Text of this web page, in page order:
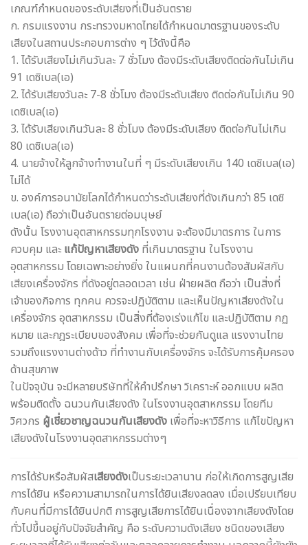
เกณฑ์กำหนดของระดับเสียงที่เป็นอันตราย
ก. กรมแรงงาน กระทรวงมหาดไทยได้กำหนดมาตรฐานของระดับ
เสียงในสถานประกอบการต่าง ๆ ไว้ดังนี้คือ
1. ได้รับเสียงไม่เกินวันละ 7 ชั่วโมง ต้องมีระดับเสียงติดต่อกันไม่เกิน
91 เดซิเบล(เอ)
2. ได้รับเสียงวันละ 7-8 ชั่วโมง ต้องมีระดับเสียง ติดต่อกันไม่เกิน 90
เดซิเบล(เอ)
3. ได้รับเสียงเกินวันละ 8 ชั่วโมง ต้องมีระดับเสียง ติดต่อกันไม่เกิน
80 เดซิเบล(เอ)
4. นายจ้างให้ลูกจ้างทำงานในที่ ๆ มีระดับเสียงเกิน 140 เดซิเบล(เอ)
ไม่ได้
ข. องค์การอนามัยโลกได้กำหนดว่าระดับเสียงที่ดังเกินกว่า 85 เดซิ
เบล(เอ) ถือว่าเป็นอันตรายต่อมนุษย์
ดังนั้น โรงงานอุตสาหกรรมทุกโรงงาน จะต้องมีมาตรการ ในการ
ควบคุม และ แก้ปัญหาเสียงดัง ที่เกินมาตรฐาน ในโรงงาน
อุตสาหกรรม โดยเฉพาะอย่างยิ่ง ในแผนกที่คนงานต้องสัมผัสกับ
เสียงเครื่องจักร ที่ดังอยู่ตลอดเวลา เช่น ฝ่ายผลิต ถือว่า เป็นสิ่งที่
เจ้าของกิจการ ทุกคน ควรจะปฏิบัติตาม และเห็นปัญหาเสียงดังใน
เครื่องจักร อุตสาหกรรม เป็นสิ่งที่ต้องเร่งแก้ไข และปฏิบัติตาม กฏ
หมาย และกฎระเบียบของสังคม เพื่อที่จะช่วยกันดูแล แรงงานไทย
รวมถึงแรงงานต่างด้าว ที่ทำงานกับเครื่องจักร จะได้รับการคุ้มครอง
ด้านสุขภาพ
ในปัจจุบัน จะมีหลายบริษัทที่ให้คำปรึกษา วิเคราะห์ ออกแบบ ผลิต
พร้อมติดตั้ง ฉนวนกันเสียงดัง ในโรงงานอุตสาหกรรม โดยทีม
วิศวกร ผู้เชี่ยวชาญฉนวนกันเสียงดัง เพื่อที่จะหาวิธีการ แก้ไขปัญหา
เสียงดังในโรงงานอุตสาหกรรมต่างๆ
การได้รับหรือสัมผัสเสียงดังเป็นระยะเวลานาน ก่อให้เกิดการสูญเสีย
การได้ยิน หรือความสามารถในการได้ยินเสียงลดลง เมื่อเปรียบเทียบ
กับคนที่มีการได้ยินปกติ การสูญเสียการได้ยินเนื่องจากเสียงดังโดย
ทั่วไปขึ้นอยู่กับปัจจัยสำคัญ คือ ระดับความดังเสียง ชนิดของเสียง